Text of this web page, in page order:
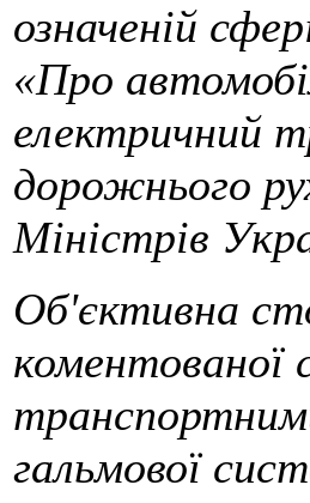
означеній
«Про
електричний
дорожнього
Міністрів
Об'єктивна
коментованої
гальмової